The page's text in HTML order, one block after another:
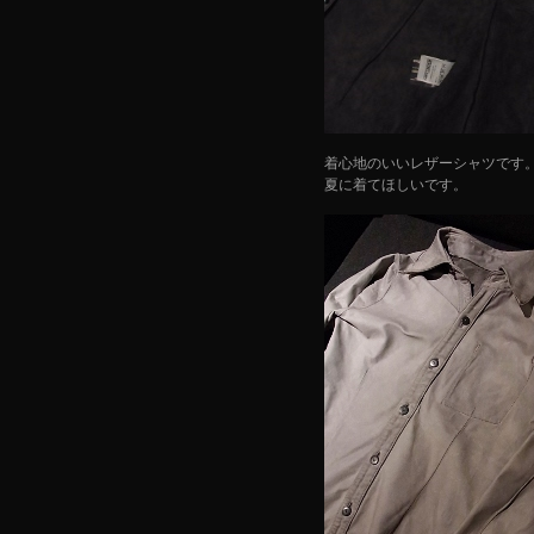
着心地のいいレザーシャツです
夏に着てほしいです。